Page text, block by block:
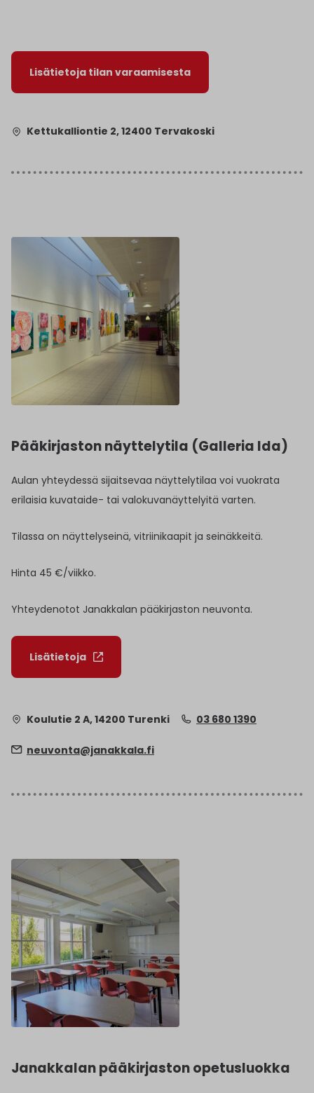
Lisätietoja tilan varaamisesta
Kettukalliontie 2, 12400 Tervakoski
Pääkirjaston näyttelytila (Galleria Ida)
Aulan yhteydessä sijaitsevaa näyttelytilaa voi vuokrata
erilaisia kuvataide- tai valokuvanäyttelyitä varten.
Tilassa on näyttelyseinä, vitriinikaapit ja seinäkkeitä.
Hinta 45 €/viikko.
Yhteydenotot Janakkalan pääkirjaston neuvonta.
Lisätietoja
Koulutie 2 A, 14200 Turenki 03 680 1390
neuvonta@janakkala.fi
Janakkalan pääkirjaston opetusluokka